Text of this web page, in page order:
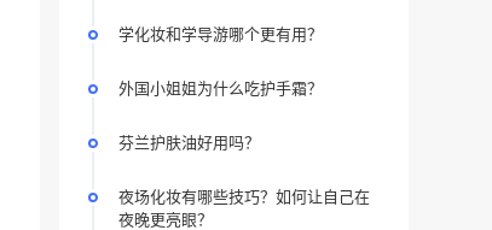
学化妆和学导游哪个更有用？
外国小姐姐为什么吃护手霜？
芬兰护肤油好用吗？
夜场化妆有哪些技巧？如何让自己在
夜晚更亮眼？